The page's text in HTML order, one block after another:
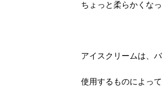
ちょっと柔らかくな
アイスクリームは、
使用するものによっ